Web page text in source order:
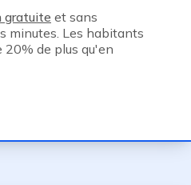
gratuite et sans
minutes. Les habitants
de plus qu'en